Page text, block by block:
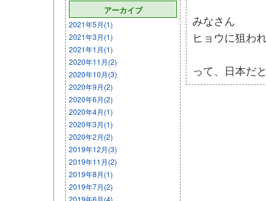
アーカイブ
2021年5月(1)
2021年3月(1)
2021年1月(1)
2020年11月(2)
2020年10月(3)
2020年9月(2)
2020年6月(2)
2020年4月(1)
2020年3月(1)
2020年2月(2)
2019年12月(3)
2019年11月(2)
2019年8月(1)
2019年7月(2)
2019年6月(4)
みなさん
ヒョウに狙わ
って、日本だ